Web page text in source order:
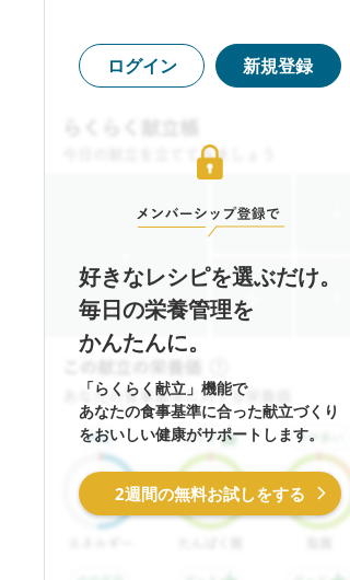
ログイン 新規登録
好きなレシピを選ぶだけ。
毎日の栄養管理を
かんたんに。
「らくらく献立」機能で
あなたの食事基準に合った献立づくり
をおいしい健康がサポートします。
2週間の無料お試しをする